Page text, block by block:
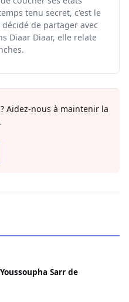
tenu secret, c'est le
de partager avec
Diaar Diaar, elle relate
Aidez-nous à maintenir la
Sarr de